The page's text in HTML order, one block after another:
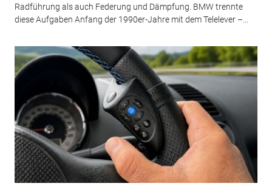
Radführung als auch Federung und Dämpfung. BMW trennte
diese Aufgaben Anfang der 1990er-Jahre mit dem Telelever –...